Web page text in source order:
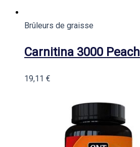
Brûleurs de graisse
Carnitina 3000 Peach
19,11 €